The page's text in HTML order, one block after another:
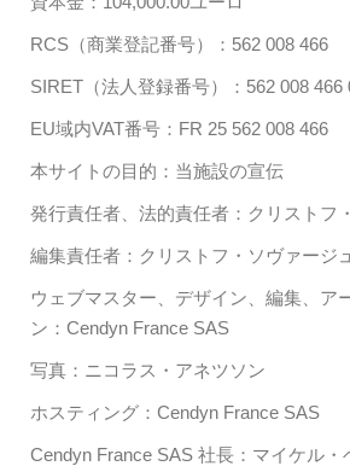
RCS（商業登記番号）：562 008 466
SIRET（法人登録番号）：562 008 466
EU域内VAT番号：FR 25 562 008 466
本サイトの目的：当施設の宣伝
発行責任者、法的責任者：クリストフ
編集責任者：クリストフ・ソヴァージュ
ウェブマスター、デザイン、編集、ア
ン：Cendyn France SAS
写真：ニコラス・アネツソン
ホスティング：Cendyn France SAS
Cendyn France SAS 社長：マイケル・